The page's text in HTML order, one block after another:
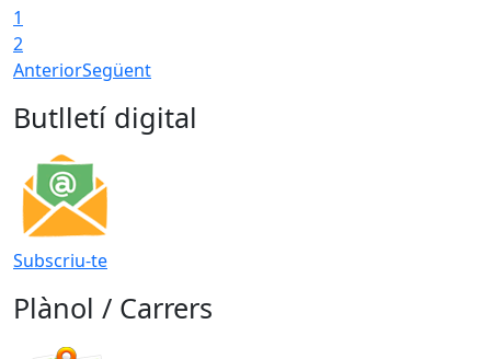
1
2
AnteriorSegüent
Butlletí digital
Subscriu-te
Plànol / Carrers